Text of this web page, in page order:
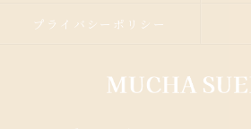
プライバシーポリシー